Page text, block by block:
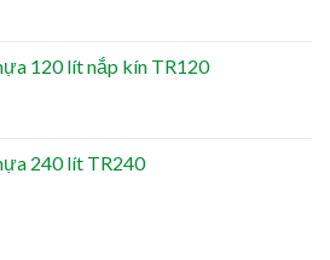
120 lít nắp kín TR120
240 lít TR240